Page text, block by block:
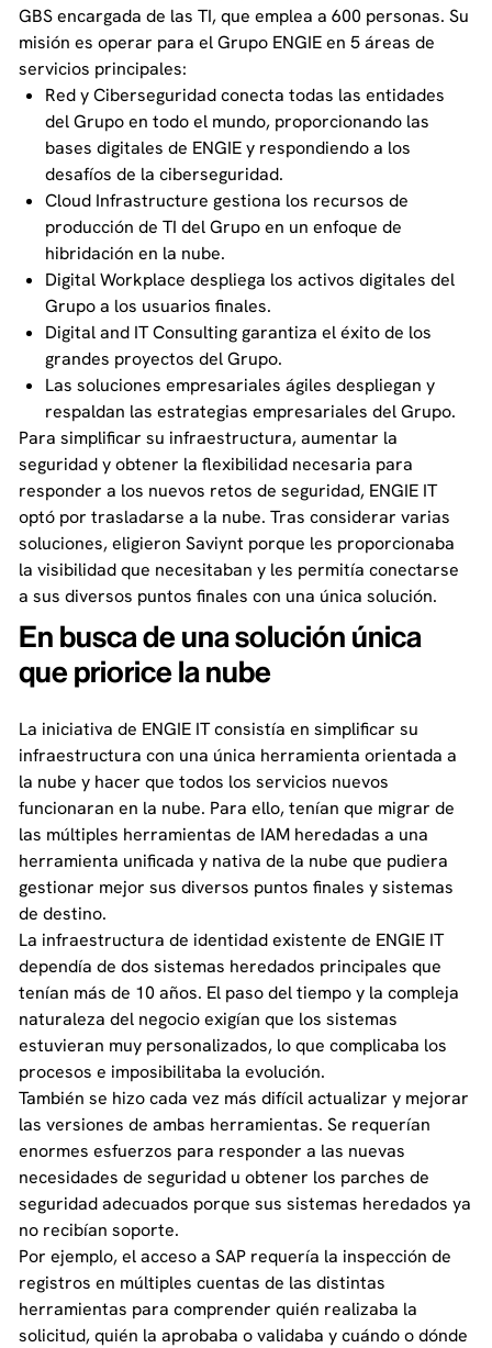
GBS encargada de las TI, que emplea a 600 personas. Su
misión es operar para el Grupo ENGIE en 5 áreas de
servicios principales:
Red y Ciberseguridad conecta todas las entidades
del Grupo en todo el mundo, proporcionando las
bases digitales de ENGIE y respondiendo a los
desafíos de la ciberseguridad.
Cloud Infrastructure gestiona los recursos de
producción de TI del Grupo en un enfoque de
hibridación en la nube.
Digital Workplace despliega los activos digitales del
Grupo a los usuarios finales.
Digital and IT Consulting garantiza el éxito de los
grandes proyectos del Grupo.
Las soluciones empresariales ágiles despliegan y
respaldan las estrategias empresariales del Grupo.
Para simplificar su infraestructura, aumentar la
seguridad y obtener la flexibilidad necesaria para
responder a los nuevos retos de seguridad, ENGIE IT
optó por trasladarse a la nube. Tras considerar varias
soluciones, eligieron Saviynt porque les proporcionaba
la visibilidad que necesitaban y les permitía conectarse
a sus diversos puntos finales con una única solución.
En busca de una solución única
que priorice la nube
La iniciativa de ENGIE IT consistía en simplificar su
infraestructura con una única herramienta orientada a
la nube y hacer que todos los servicios nuevos
funcionaran en la nube. Para ello, tenían que migrar de
las múltiples herramientas de IAM heredadas a una
herramienta unificada y nativa de la nube que pudiera
gestionar mejor sus diversos puntos finales y sistemas
de destino.
La infraestructura de identidad existente de ENGIE IT
dependía de dos sistemas heredados principales que
tenían más de 10 años. El paso del tiempo y la compleja
naturaleza del negocio exigían que los sistemas
estuvieran muy personalizados, lo que complicaba los
procesos e imposibilitaba la evolución.
También se hizo cada vez más difícil actualizar y mejorar
las versiones de ambas herramientas. Se requerían
enormes esfuerzos para responder a las nuevas
necesidades de seguridad u obtener los parches de
seguridad adecuados porque sus sistemas heredados ya
no recibían soporte.
Por ejemplo, el acceso a SAP requería la inspección de
registros en múltiples cuentas de las distintas
herramientas para comprender quién realizaba la
solicitud, quién la aprobaba o validaba y cuándo o dónde